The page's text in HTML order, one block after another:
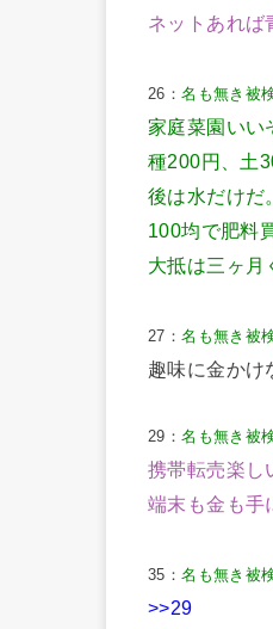
ネットあれば
26：名も無き被
家庭菜園いい
種200円、土
後は水だけだ。
100均で肥料
大抵は三ヶ月
27：名も無き被
趣味に金かけ
29：名も無き被
携帯転売楽し
端末も金も手
35：名も無き被
>>29